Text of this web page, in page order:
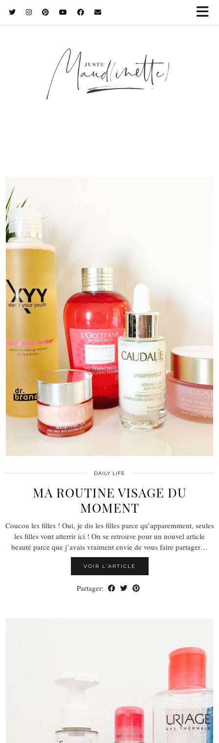
DAILY LIFE
MA ROUTINE VISAGE DU
MOMENT
Coucou les filles ! Oui, je dis les filles parce qu’apparemment, seules
les filles vont atterrir ici ! On se retrouve pour un nouvel article
beauté parce que j’avais vraiment envie de vous faire partager…
VOIR L’ARTICLE
Partager: